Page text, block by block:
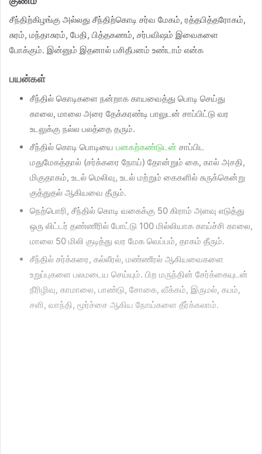
சீந்திற்கிழங்கு அல்லது சீந்திற்கொடி சர்வ மேகம், ரத்தபித்தரோகம்,
சுரம், மந்தாசுரம், பேதி, பித்தகணம், சர்பவிஷம் இவைகளை
போக்கும். இன்னும் இதனால் பசிதீபனம் உண்டாம் என்க
பயன்கள்
சீந்தில் கொடிகளை நன்றாக காயவைத்து பொடி செய்து
காலை, மாலை அரை தேக்கரண்டி பாலுடன் சாப்பிட்டு வர
உடலுக்கு நல்ல பலத்தை தரும்.
சீந்தில் கொடி பொடியை பனகற்கண்டுடன் சாப்பிட
மதுமேகத்தால் (சர்க்கரை நோய்) தோன்றும் கை, கால் அசதி,
மிகுதாகம், உடல் மெலிவு, உடல் மற்றும் கைகளில் சுருக்கென்று
குத்துதல் ஆகியவை தீரும்.
நெற்பொரி, சீந்தில் கொடி வகைக்கு 50 கிராம் அளவு எடுத்து
ஒரு லிட்டர் தண்ணீரில் போட்டு 100 மில்லியாக காய்ச்சி காலை,
மாலை 50 மிலி குடித்து வர மேக வெப்பம், தாகம் தீரும்.
சீந்தில் சர்க்கரை, கல்லீரல், மண்ணீரல் ஆகியவைகளை
உறுப்புகளை பலமடைய செய்யும். பிற மருந்தின் சேர்க்கையுடன்
நீரிழிவு, காமாலை, பாண்டு, சோகை, வீக்கம், இருமல், கபம்,
சளி, வாந்தி, மூர்ச்சை ஆகிய நோய்களை தீர்க்கலாம்.